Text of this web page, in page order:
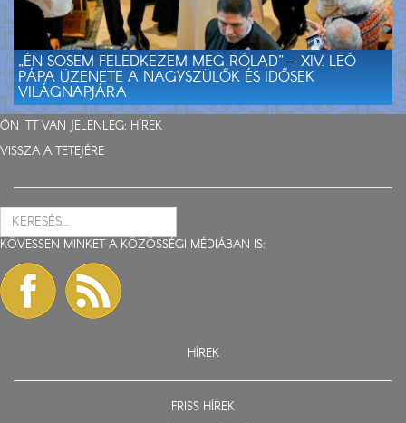
„ÉN SOSEM FELEDKEZEM MEG RÓLAD” – XIV. LEÓ
PÁPA ÜZENETE A NAGYSZÜLŐK ÉS IDŐSEK
VILÁGNAPJÁRA
ÖN ITT VAN JELENLEG: HÍREK
VISSZA A TETEJÉRE
KÖVESSEN MINKET A KÖZÖSSÉGI MÉDIÁBAN IS:
HÍREK
FRISS HÍREK